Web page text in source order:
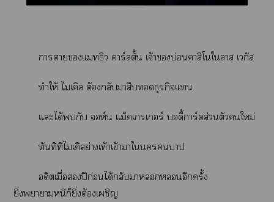
าาแธิว าร์ลตั้น เจ้าบ่อนคาสิโใาส เวกัส
ทำให้ ไมเคิล ต้องกลับมาสืธุรกิจแ
แะได้กับ ห์น แม็คเรเอร์ บอดี้การ์ดส่วนตัวใหม่
ทันทีที่ไมเคิลย่างเท้าเข้าาใา
อดีตเมื่อปีก่อนได้กลับาอีกครั้ง
ยิ่งาาหนีก็ยิ่งต้องเผชิญ